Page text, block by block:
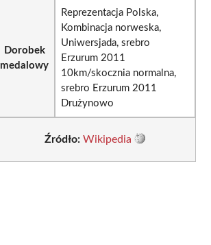
Dorobek
medalowy
Reprezentacja Polska,
Kombinacja norweska,
Uniwersjada, srebro
Erzurum 2011
10km/skocznia normalna,
srebro Erzurum 2011
Drużynowo
Źródło: Wikipedia